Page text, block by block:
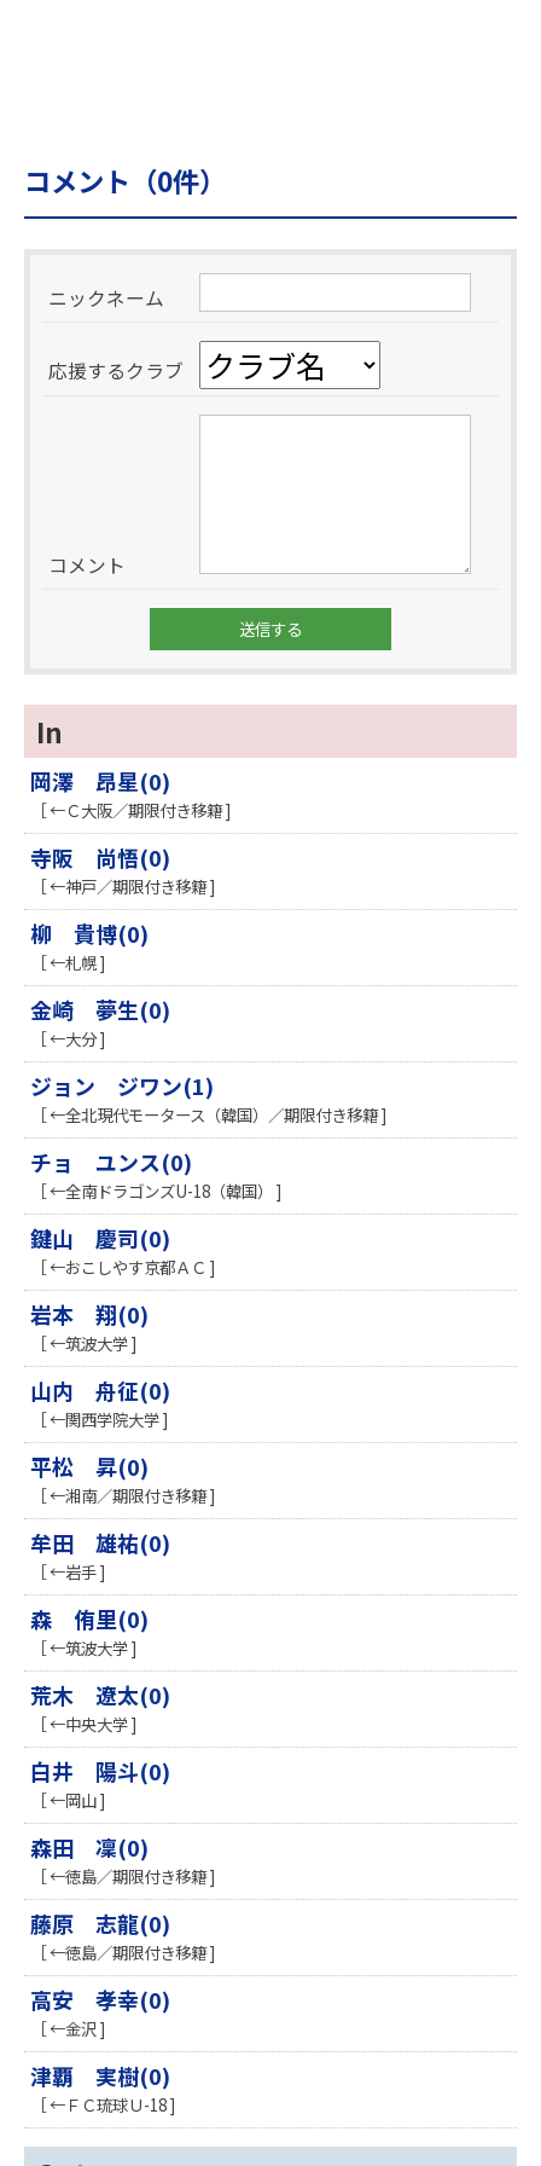
コメント（0件）
ニックネーム
応援するクラブ
コメント
In
岡澤 昂星(0)
［ ←Ｃ大阪／期限付き移籍 ]
寺阪 尚悟(0)
［ ←神戸／期限付き移籍 ]
柳 貴博(0)
［ ←札幌 ]
金崎 夢生(0)
［ ←大分 ]
ジョン ジワン(1)
［ ←全北現代モータース（韓国）／期限付き移籍 ]
チョ ユンス(0)
［ ←全南ドラゴンズU-18（韓国） ]
鍵山 慶司(0)
［ ←おこしやす京都ＡＣ ]
岩本 翔(0)
［ ←筑波大学 ]
山内 舟征(0)
［ ←関西学院大学 ]
平松 昇(0)
［ ←湘南／期限付き移籍 ]
牟田 雄祐(0)
［ ←岩手 ]
森 侑里(0)
［ ←筑波大学 ]
荒木 遼太(0)
［ ←中央大学 ]
白井 陽斗(0)
［ ←岡山 ]
森田 凜(0)
［ ←徳島／期限付き移籍 ]
藤原 志龍(0)
［ ←徳島／期限付き移籍 ]
高安 孝幸(0)
［ ←金沢 ]
津覇 実樹(0)
［ ←ＦＣ琉球Ｕ-18 ]